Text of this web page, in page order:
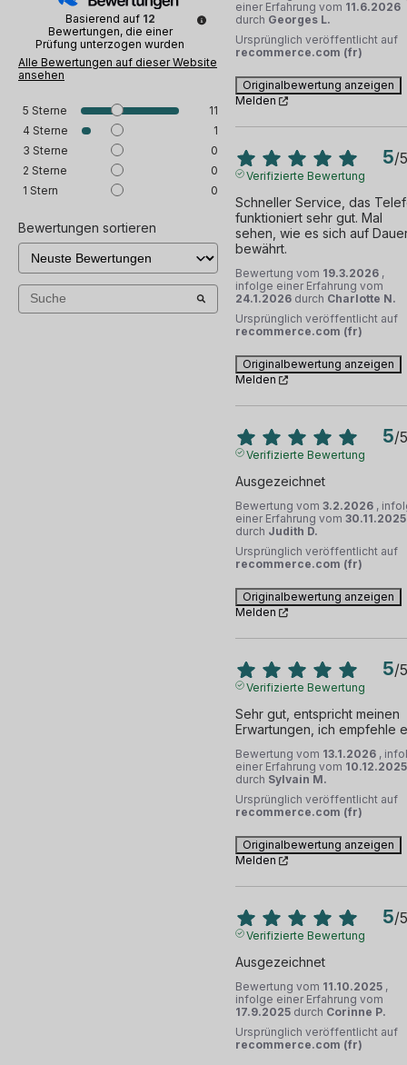
Basierend auf 12
Bewertungen, die einer
Prüfung unterzogen wurden
Alle Bewertungen auf dieser Website
ansehen
5 Sterne
11
4 Sterne
1
3 Sterne
0
2 Sterne
0
1 Stern 0
Bewertungen sortieren
einer Erfahrung vom 11.6.2026
durch Georges L.
Ursprünglich veröffentlicht auf
recommerce.com (fr)
Originalbewertung anzeigen
Melden
5/5
Verifizierte Bewertung
Schneller Service, das
funktioniert sehr gut. Mal
sehen, wie es sich auf
bewährt.
Bewertung vom 19.3.2026 ,
infolge einer Erfahrung vom
24.1.2026 durch Charlotte N.
Ursprünglich veröffentlicht auf
recommerce.com (fr)
Originalbewertung anzeigen
Melden
5/5
Verifizierte Bewertung
Ausgezeichnet
Bewertung vom 3.2.2026 ,
einer Erfahrung vom 30.11.2025
durch Judith D.
Ursprünglich veröffentlicht auf
recommerce.com (fr)
Originalbewertung anzeigen
Melden
5/5
Verifizierte Bewertung
Sehr gut, entspricht meinen
Erwartungen, ich empfehle
Bewertung vom 13.1.2026 ,
einer Erfahrung vom 10.12.2025
durch Sylvain M.
Ursprünglich veröffentlicht auf
recommerce.com (fr)
Originalbewertung anzeigen
Melden
5/5
Verifizierte Bewertung
Ausgezeichnet
Bewertung vom 11.10.2025 ,
infolge einer Erfahrung vom
17.9.2025 durch Corinne P.
Ursprünglich veröffentlicht auf
recommerce.com (fr)